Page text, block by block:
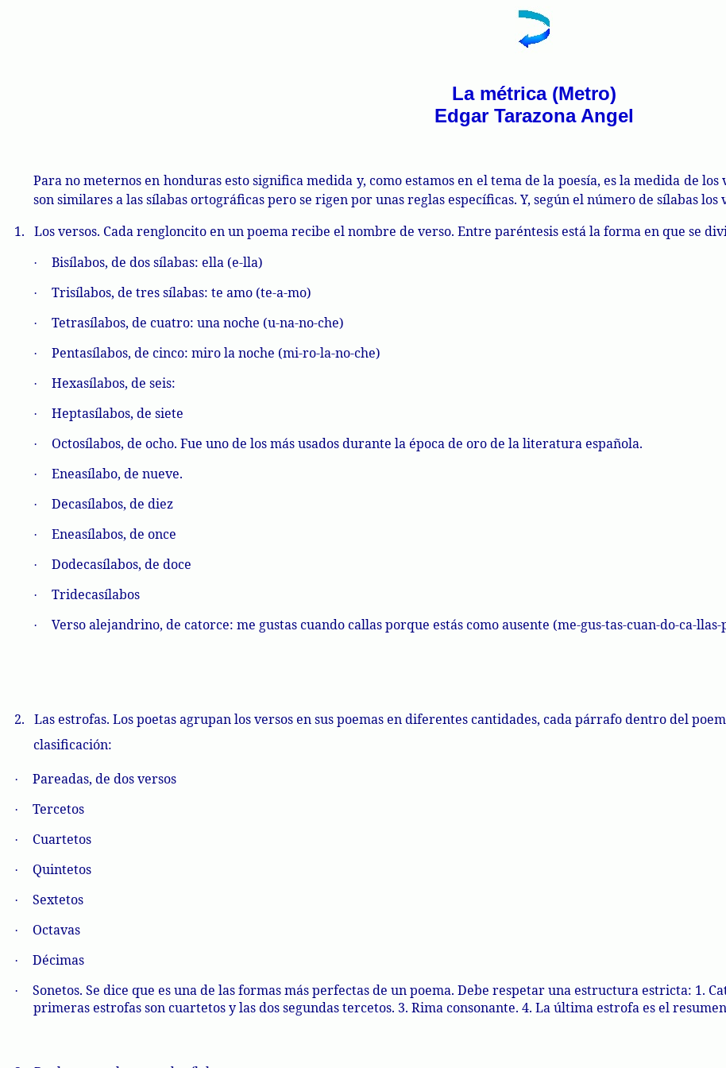
La métrica (Metro)
Edgar Tarazona Angel
Para no meternos en honduras esto significa medida y, como estamos en el tema de la poesía, es la medida de los
son similares a las sílabas ortográficas pero se rigen por unas reglas específicas. Y, según el número de sílabas
1. Los versos. Cada rengloncito en un poema recibe el nombre de verso. Entre paréntesis está la forma en que se
· Bisílabos, de dos sílabas: ella (e-lla)
· Trisílabos, de tres sílabas: te amo (te-a-mo)
· Tetrasílabos, de cuatro: una noche (u-na-no-che)
· Pentasílabos, de cinco: miro la noche (mi-ro-la-no-che)
· Hexasílabos, de seis:
· Heptasílabos, de siete
· Octosílabos, de ocho. Fue uno de los más usados durante la época de oro de la literatura española.
· Eneasílabo, de nueve.
· Decasílabos, de diez
· Eneasílabos, de once
· Dodecasílabos, de doce
· Tridecasílabos
· Verso alejandrino, de catorce: me gustas cuando callas porque estás como ausente (me-gus-tas-cuan-do-ca-llas-
2. Las estrofas. Los poetas agrupan los versos en sus poemas en diferentes cantidades, cada párrafo dentro del
clasificación:
· Pareadas, de dos versos
· Tercetos
· Cuartetos
· Quintetos
· Sextetos
· Octavas
· Décimas
·
Sonetos. Se dice que es una de las formas más perfectas de un poema. Debe respetar una estructura estricta: 1.
primeras estrofas son cuartetos y las dos segundas tercetos. 3. Rima consonante. 4. La última estrofa es el